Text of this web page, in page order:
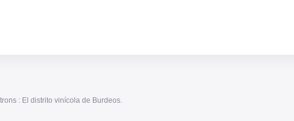
: El distrito vinícola de Burdeos.